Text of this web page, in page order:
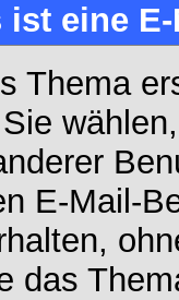
ist eine
Thema
E-Mail-
das